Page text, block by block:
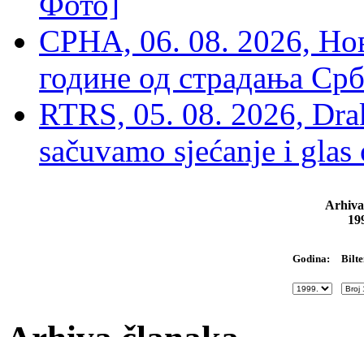
СРНА, 06. 08. 2026,
године од страдања
RTRS, 05. 08. 2026,
sačuvamo sjećanje i
Godina: